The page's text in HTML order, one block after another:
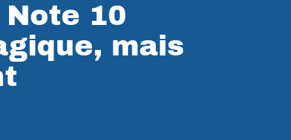
Note 10
mais